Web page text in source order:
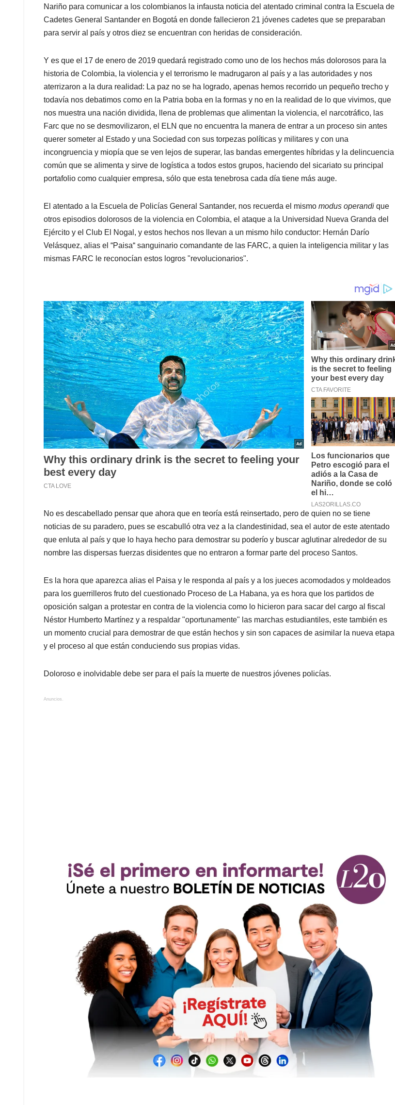
Nariño para comunicar a los colombianos la infausta noticia del atentado criminal contra la Escuela de
Cadetes General Santander en Bogotá en donde fallecieron 21 jóvenes cadetes que se preparaban
para servir al país y otros diez se encuentran con heridas de consideración.
Y es que el 17 de enero de 2019 quedará registrado como uno de los hechos más dolorosos para la
historia de Colombia, la violencia y el terrorismo le madrugaron al país y a las autoridades y nos
aterrizaron a la dura realidad: La paz no se ha logrado, apenas hemos recorrido un pequeño trecho y
todavía nos debatimos como en la Patria boba en la formas y no en la realidad de lo que vivimos, que
nos muestra una nación dividida, llena de problemas que alimentan la violencia, el narcotráfico, las
Farc que no se desmovilizaron, el ELN que no encuentra la manera de entrar a un proceso sin antes
querer someter al Estado y una Sociedad con sus torpezas políticas y militares y con una
incongruencia y miopía que se ven lejos de superar, las bandas emergentes híbridas y la delincuencia
común que se alimenta y sirve de logística a todos estos grupos, haciendo del sicariato su principal
portafolio como cualquier empresa, sólo que esta tenebrosa cada día tiene más auge.
El atentado a la Escuela de Policías General Santander, nos recuerda el mismo modus operandi que
otros episodios dolorosos de la violencia en Colombia, el ataque a la Universidad Nueva Granda del
Ejército y el Club El Nogal, y estos hechos nos llevan a un mismo hilo conductor: Hernán Darío
Velásquez, alias el “Paisa“ sanguinario comandante de las FARC, a quien la inteligencia militar y las
mismas FARC le reconocían estos logros "revolucionarios".
No es descabellado pensar que ahora que en teoría está reinsertado, pero de quien no se tiene
noticias de su paradero, pues se escabulló otra vez a la clandestinidad, sea el autor de este atentado
que enluta al país y que lo haya hecho para demostrar su poderío y buscar aglutinar alrededor de su
nombre las dispersas fuerzas disidentes que no entraron a formar parte del proceso Santos.
Es la hora que aparezca alias el Paisa y le responda al país y a los jueces acomodados y moldeados
para los guerrilleros fruto del cuestionado Proceso de La Habana, ya es hora que los partidos de
oposición salgan a protestar en contra de la violencia como lo hicieron para sacar del cargo al fiscal
Néstor Humberto Martínez y a respaldar "oportunamente" las marchas estudiantiles, este también es
un momento crucial para demostrar de que están hechos y sin son capaces de asimilar la nueva etapa
y el proceso al que están conduciendo sus propias vidas.
Doloroso e inolvidable debe ser para el país la muerte de nuestros jóvenes policías.
Anuncios.